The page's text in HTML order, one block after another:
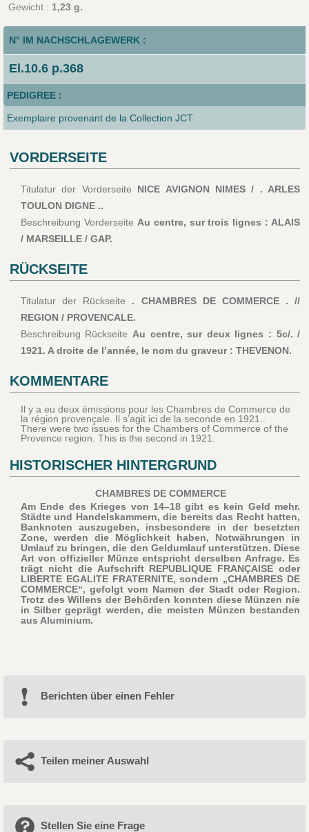
Gewicht : 1,23 g.
N° IM NACHSCHLAGEWERK :
El.10.6 p.368
PEDIGREE :
Exemplaire provenant de la Collection JCT
VORDERSEITE
Titulatur der Vorderseite NICE AVIGNON NIMES / . ARLES
TOULON DIGNE ..
Beschreibung Vorderseite Au centre, sur trois lignes : ALAIS
/ MARSEILLE / GAP.
RÜCKSEITE
Titulatur der Rückseite . CHAMBRES DE COMMERCE . //
REGION / PROVENCALE.
Beschreibung Rückseite Au centre, sur deux lignes : 5c/. /
1921. A droite de l’année, le nom du graveur : THEVENON.
KOMMENTARE
Il y a eu deux émissions pour les Chambres de Commerce de
la région provençale. Il s’agit ici de la seconde en 1921..
There were two issues for the Chambers of Commerce of the
Provence region. This is the second in 1921.
HISTORISCHER HINTERGRUND
CHAMBRES DE COMMERCE
Am Ende des Krieges von 14–18 gibt es kein Geld mehr.
Städte und Handelskammern, die bereits das Recht hatten,
Banknoten auszugeben, insbesondere in der besetzten
Zone, werden die Möglichkeit haben, Notwährungen in
Umlauf zu bringen, die den Geldumlauf unterstützen. Diese
Art von offizieller Münze entspricht derselben Anfrage. Es
trägt nicht die Aufschrift REPUBLIQUE FRANÇAISE oder
LIBERTE EGALITE FRATERNITE, sondern „CHAMBRES DE
COMMERCE“, gefolgt vom Namen der Stadt oder Region.
Trotz des Willens der Behörden konnten diese Münzen nie
in Silber geprägt werden, die meisten Münzen bestanden
aus Aluminium.
Berichten über einen Fehler
Teilen meiner Auswahl
Stellen Sie eine Frage